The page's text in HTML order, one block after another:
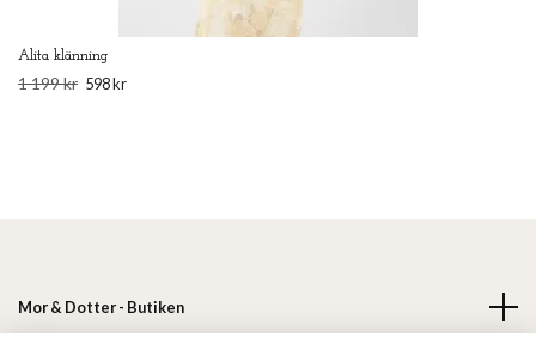
Alita klänning
1 199 kr 598 kr
Mor & Dotter - Butiken